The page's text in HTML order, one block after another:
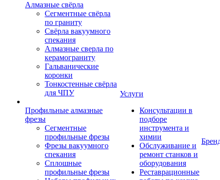
Алмазные свёрла
Сегментные свёрла
по граниту
Свёрла вакуумного
спекания
Алмазные сверла по
керамограниту
Гальванические
коронки
Тонкостенные свёрла
для ЧПУ
Профильные алмазные
фрезы
Сегментные
профильные фрезы
Фрезы вакуумного
спекания
Сплошные
профильные фрезы
Услуги
Консультации в
подборе
инструмента и
химии
Обслуживание и
ремонт станков и
оборудования
Реставрационные